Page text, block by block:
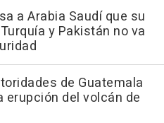
a Arabia Saudí que su
y Pakistán no va
de Guatemala
erupción del volcán de